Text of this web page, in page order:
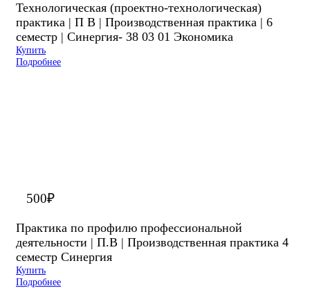
Технологическая (проектно-технологическая)
практика | П В | Производственная практика | 6
семестр | Синергия- 38 03 01 Экономика
Купить
Подробнее
500₽
Практика по профилю профессиональной
деятельности | П.В | Производственная практика 4
семестр Синергия
Купить
Подробнее